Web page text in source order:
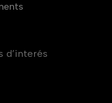
d’interés